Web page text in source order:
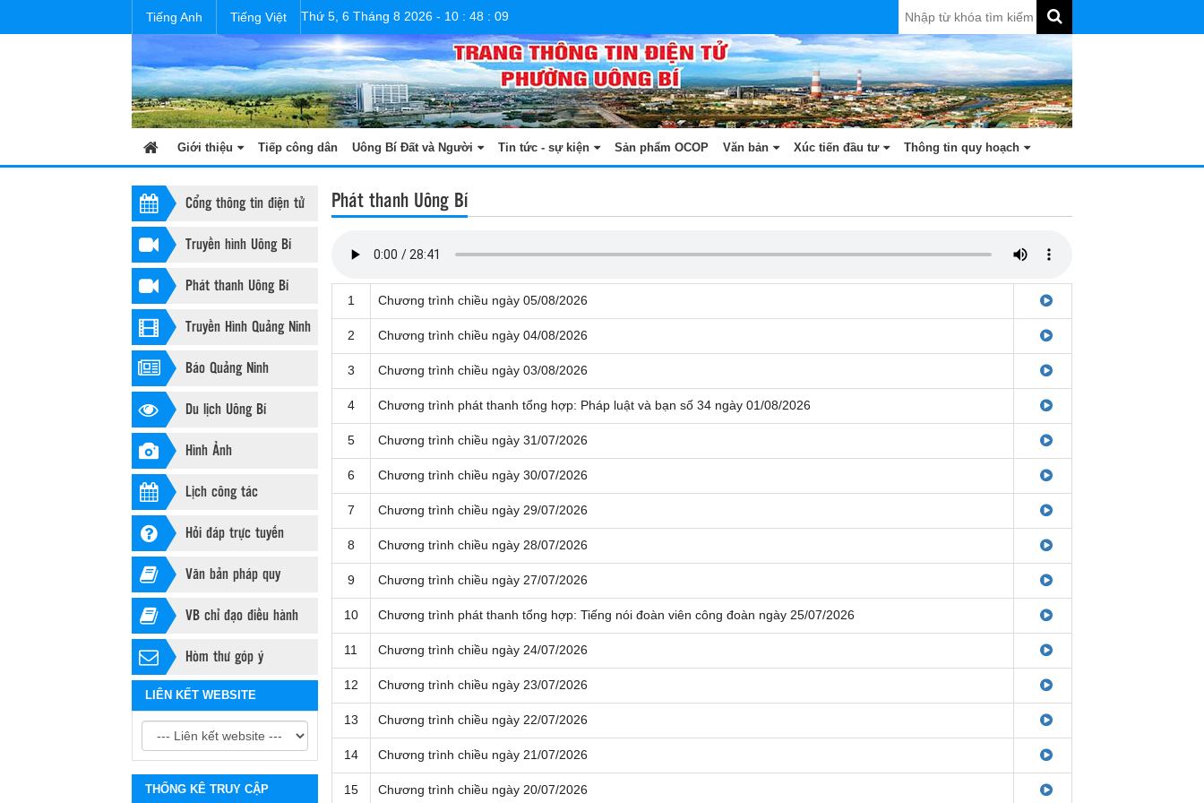
Tiếng Anh Tiếng Việt Thứ 5, 6 Tháng 8 2026 - 10 : 48 : 09
Giới thiệu Tiếp công dân Uông Bí Đất và Người Tin tức - sự kiện Sản phẩm OCOP Văn bản Xúc tiến đầu tư Thông tin quy hoạch
Cổng thông tin điện tử
Truyền hình Uông Bí
Phát thanh Uông Bí
Truyền Hình Quảng Ninh
Báo Quảng Ninh
Du lịch Uông Bí
Hình Ảnh
Lịch công tác
Hỏi đáp trực tuyến
Văn bản pháp quy
VB chỉ đạo điều hành
Hòm thư góp ý
LIÊN KẾT WEBSITE
THỐNG KÊ TRUY CẬP
Phát thanh Uông Bí
1 Chương trình chiều ngày 05/08/2026
2 Chương trình chiều ngày 04/08/2026
3 Chương trình chiều ngày 03/08/2026
4 Chương trình phát thanh tổng hợp: Pháp luật và bạn số 34 ngày 01/08/2026
5 Chương trình chiều ngày 31/07/2026
6 Chương trình chiều ngày 30/07/2026
7 Chương trình chiều ngày 29/07/2026
8 Chương trình chiều ngày 28/07/2026
9 Chương trình chiều ngày 27/07/2026
10 Chương trình phát thanh tổng hợp: Tiếng nói đoàn viên công đoàn ngày 25/07/2026
11 Chương trình chiều ngày 24/07/2026
12 Chương trình chiều ngày 23/07/2026
13 Chương trình chiều ngày 22/07/2026
14 Chương trình chiều ngày 21/07/2026
15 Chương trình chiều ngày 20/07/2026